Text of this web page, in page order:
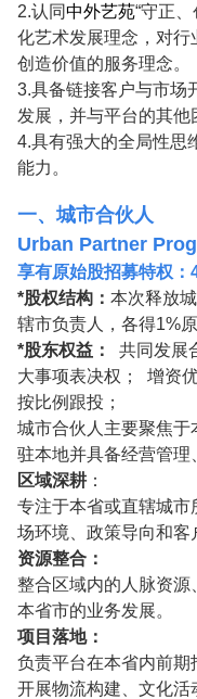
2.认同中外艺苑“守正
化艺术发展理念，对
创造价值的服务理念。
3.具备链接客户与市场
发展，并与平台的其他
4.具有强大的全局性思
能力。
一、城市合伙人
Urban Partner
享有原始股招募特权
*股权结构： 本次释放
辖市负责人，各得1%
*股东权益：
共同发展
大事项表决权； 增资
按比例跟投；
城市合伙人主要聚焦于
驻本地并具备经营管理
区域深耕 ：
专注于本省或直辖城
场环境、政策导向和客
资源整合：
整合区域内的人脉资
本省市的业务发展。
项目落地：
负责平台在本省内前期
开展物流构建、文化活